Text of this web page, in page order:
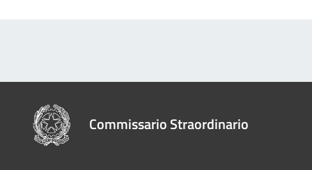
Commissario Straordinario